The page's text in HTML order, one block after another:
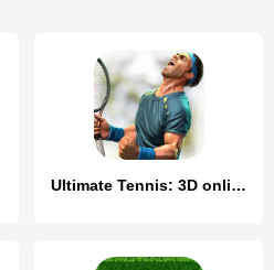
Ultimate Tennis: 3D online spo